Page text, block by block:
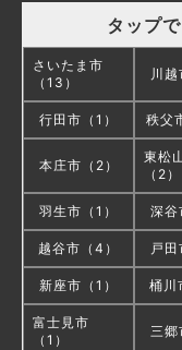
タップ
さいたま市
（13）
川越
行田市（1） 秩父
本庄市（2）
東松
（2）
羽生市（1） 深谷
越谷市（4） 戸田
新座市（1） 桶川
富士見市
（1）
三郷